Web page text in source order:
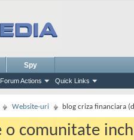
Forum Actions Quick Links
Spy
Website-uri blog criza financiara
o comunitate